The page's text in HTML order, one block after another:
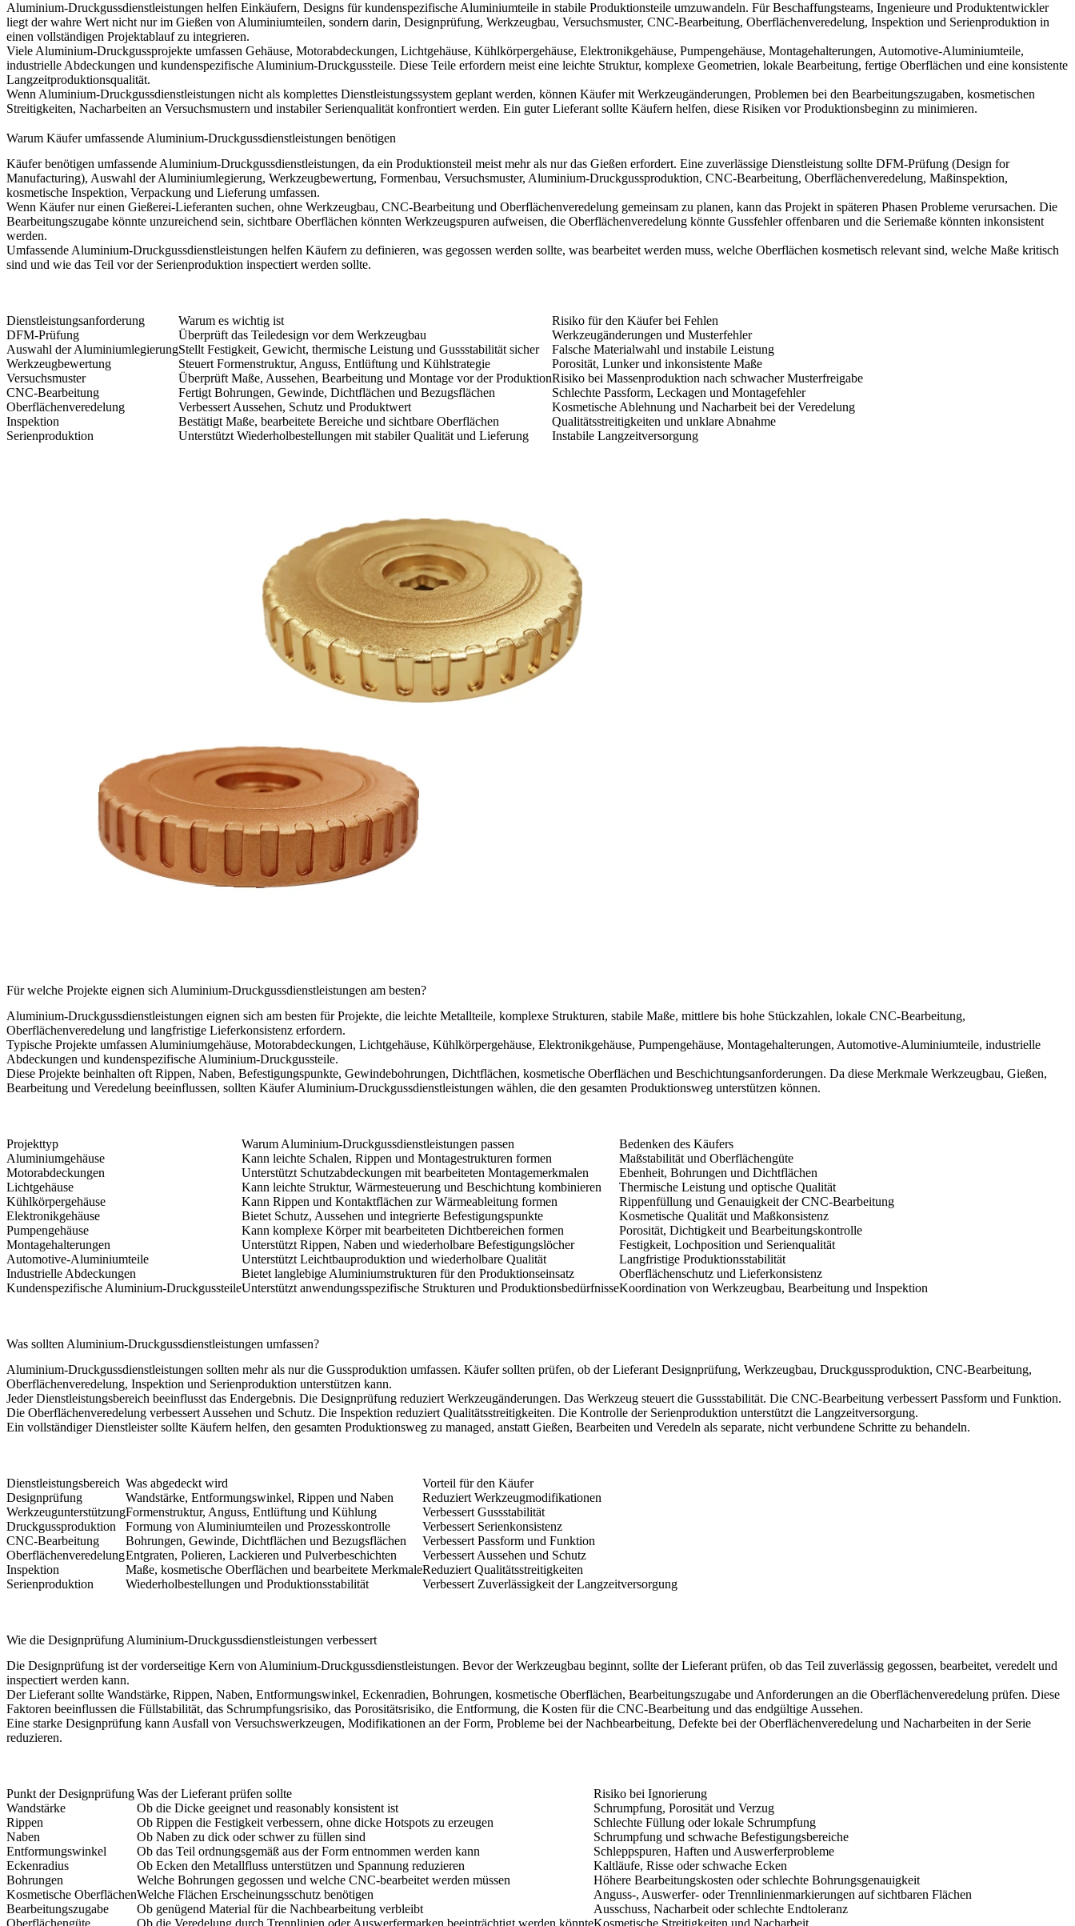
Aluminium-Druckgussdienstleistungen helfen Einkäufern, Designs für kundenspezifische Aluminiumteile in stabile Produktionsteile umzuwandeln. Für Beschaffungsteams, Ingenieure und Produktentwickler
liegt der wahre Wert nicht nur im Gießen von Aluminiumteilen, sondern darin, Designprüfung, Werkzeugbau, Versuchsmuster, CNC-Bearbeitung, Oberflächenveredelung, Inspektion und Serienproduktion in
einen vollständigen Projektablauf zu integrieren.
Viele Aluminium-Druckgussprojekte umfassen Gehäuse, Motorabdeckungen, Lichtgehäuse, Kühlkörpergehäuse, Elektronikgehäuse, Pumpengehäuse, Montagehalterungen, Automotive-Aluminiumteile,
industrielle Abdeckungen und kundenspezifische Aluminium-Druckgussteile. Diese Teile erfordern meist eine leichte Struktur, komplexe Geometrien, lokale Bearbeitung, fertige Oberflächen und eine konsistente
Langzeitproduktionsqualität.
Wenn Aluminium-Druckgussdienstleistungen nicht als komplettes Dienstleistungssystem geplant werden, können Käufer mit Werkzeugänderungen, Problemen bei den Bearbeitungszugaben, kosmetischen
Streitigkeiten, Nacharbeiten an Versuchsmustern und instabiler Serienqualität konfrontiert werden. Ein guter Lieferant sollte Käufern helfen, diese Risiken vor Produktionsbeginn zu minimieren.
Warum Käufer umfassende Aluminium-Druckgussdienstleistungen benötigen
Käufer benötigen umfassende Aluminium-Druckgussdienstleistungen, da ein Produktionsteil meist mehr als nur das Gießen erfordert. Eine zuverlässige Dienstleistung sollte DFM-Prüfung (Design for
Manufacturing), Auswahl der Aluminiumlegierung, Werkzeugbewertung, Formenbau, Versuchsmuster, Aluminium-Druckgussproduktion, CNC-Bearbeitung, Oberflächenveredelung, Maßinspektion,
kosmetische Inspektion, Verpackung und Lieferung umfassen.
Wenn Käufer nur einen Gießerei-Lieferanten suchen, ohne Werkzeugbau, CNC-Bearbeitung und Oberflächenveredelung gemeinsam zu planen, kann das Projekt in späteren Phasen Probleme verursachen. Die
Bearbeitungszugabe könnte unzureichend sein, sichtbare Oberflächen könnten Werkzeugspuren aufweisen, die Oberflächenveredelung könnte Gussfehler offenbaren und die Seriemaße könnten inkonsistent
werden.
Umfassende Aluminium-Druckgussdienstleistungen helfen Käufern zu definieren, was gegossen werden sollte, was bearbeitet werden muss, welche Oberflächen kosmetisch relevant sind, welche Maße kritisch
sind und wie das Teil vor der Serienproduktion inspectiert werden sollte.
Dienstleistungsanforderung Warum es wichtig ist
Risiko für den Käufer bei Fehlen
DFM-Prüfung
Überprüft das Teiledesign vor dem Werkzeugbau
Werkzeugänderungen und Musterfehler
Auswahl der AluminiumlegierungStellt Festigkeit, Gewicht, thermische Leistung und Gussstabilität sicher
Falsche Materialwahl und instabile Leistung
Werkzeugbewertung
Steuert Formenstruktur, Anguss, Entlüftung und Kühlstrategie
Porosität, Lunker und inkonsistente Maße
Versuchsmuster
Überprüft Maße, Aussehen, Bearbeitung und Montage vor der ProduktionRisiko bei Massenproduktion nach schwacher Musterfreigabe
CNC-Bearbeitung
Fertigt Bohrungen, Gewinde, Dichtflächen und Bezugsflächen
Schlechte Passform, Leckagen und Montagefehler
Oberflächenveredelung
Verbessert Aussehen, Schutz und Produktwert
Kosmetische Ablehnung und Nacharbeit bei der Veredelung
Inspektion
Bestätigt Maße, bearbeitete Bereiche und sichtbare Oberflächen
Qualitätsstreitigkeiten und unklare Abnahme
Serienproduktion
Unterstützt Wiederholbestellungen mit stabiler Qualität und Lieferung Instabile Langzeitversorgung
Für welche Projekte eignen sich Aluminium-Druckgussdienstleistungen am besten?
Aluminium-Druckgussdienstleistungen eignen sich am besten für Projekte, die leichte Metallteile, komplexe Strukturen, stabile Maße, mittlere bis hohe Stückzahlen, lokale CNC-Bearbeitung,
Oberflächenveredelung und langfristige Lieferkonsistenz erfordern.
Typische Projekte umfassen Aluminiumgehäuse, Motorabdeckungen, Lichtgehäuse, Kühlkörpergehäuse, Elektronikgehäuse, Pumpengehäuse, Montagehalterungen, Automotive-Aluminiumteile, industrielle
Abdeckungen und kundenspezifische Aluminium-Druckgussteile.
Diese Projekte beinhalten oft Rippen, Naben, Befestigungspunkte, Gewindebohrungen, Dichtflächen, kosmetische Oberflächen und Beschichtungsanforderungen. Da diese Merkmale Werkzeugbau, Gießen,
Bearbeitung und Veredelung beeinflussen, sollten Käufer Aluminium-Druckgussdienstleistungen wählen, die den gesamten Produktionsweg unterstützen können.
Projekttyp Warum Aluminium-Druckgussdienstleistungen passen
Bedenken des Käufers
Aluminiumgehäuse
Kann leichte Schalen, Rippen und Montagestrukturen formen
Maßstabilität und Oberflächengüte
Motorabdeckungen
Unterstützt Schutzabdeckungen mit bearbeiteten Montagemerkmalen
Ebenheit, Bohrungen und Dichtflächen
Lichtgehäuse
Kann leichte Struktur, Wärmesteuerung und Beschichtung kombinieren
Thermische Leistung und optische Qualität
Kühlkörpergehäuse
Kann Rippen und Kontaktflächen zur Wärmeableitung formen
Rippenfüllung und Genauigkeit der CNC-Bearbeitung
Elektronikgehäuse
Bietet Schutz, Aussehen und integrierte Befestigungspunkte
Kosmetische Qualität und Maßkonsistenz
Pumpengehäuse
Kann komplexe Körper mit bearbeiteten Dichtbereichen formen
Porosität, Dichtigkeit und Bearbeitungskontrolle
Montagehalterungen
Unterstützt Rippen, Naben und wiederholbare Befestigungslöcher
Festigkeit, Lochposition und Serienqualität
Automotive-Aluminiumteile
Unterstützt Leichtbauproduktion und wiederholbare Qualität
Langfristige Produktionsstabilität
Industrielle Abdeckungen
Bietet langlebige Aluminiumstrukturen für den Produktionseinsatz
Oberflächenschutz und Lieferkonsistenz
Kundenspezifische Aluminium-DruckgussteileUnterstützt anwendungsspezifische Strukturen und ProduktionsbedürfnisseKoordination von Werkzeugbau, Bearbeitung und Inspektion
Was sollten Aluminium-Druckgussdienstleistungen umfassen?
Aluminium-Druckgussdienstleistungen sollten mehr als nur die Gussproduktion umfassen. Käufer sollten prüfen, ob der Lieferant Designprüfung, Werkzeugbau, Druckgussproduktion, CNC-Bearbeitung,
Oberflächenveredelung, Inspektion und Serienproduktion unterstützen kann.
Jeder Dienstleistungsbereich beeinflusst das Endergebnis. Die Designprüfung reduziert Werkzeugänderungen. Das Werkzeug steuert die Gussstabilität. Die CNC-Bearbeitung verbessert Passform und Funktion.
Die Oberflächenveredelung verbessert Aussehen und Schutz. Die Inspektion reduziert Qualitätsstreitigkeiten. Die Kontrolle der Serienproduktion unterstützt die Langzeitversorgung.
Ein vollständiger Dienstleister sollte Käufern helfen, den gesamten Produktionsweg zu managed, anstatt Gießen, Bearbeiten und Veredeln als separate, nicht verbundene Schritte zu behandeln.
Dienstleistungsbereich Was abgedeckt wird
Vorteil für den Käufer
Designprüfung
Wandstärke, Entformungswinkel, Rippen und Naben
Reduziert Werkzeugmodifikationen
WerkzeugunterstützungFormenstruktur, Anguss, Entlüftung und Kühlung
Verbessert Gussstabilität
Druckgussproduktion
Formung von Aluminiumteilen und Prozesskontrolle
Verbessert Serienkonsistenz
CNC-Bearbeitung
Bohrungen, Gewinde, Dichtflächen und Bezugsflächen
Verbessert Passform und Funktion
OberflächenveredelungEntgraten, Polieren, Lackieren und Pulverbeschichten
Verbessert Aussehen und Schutz
Inspektion
Maße, kosmetische Oberflächen und bearbeitete MerkmaleReduziert Qualitätsstreitigkeiten
Serienproduktion
Wiederholbestellungen und Produktionsstabilität Verbessert Zuverlässigkeit der Langzeitversorgung
Wie die Designprüfung Aluminium-Druckgussdienstleistungen verbessert
Die Designprüfung ist der vorderseitige Kern von Aluminium-Druckgussdienstleistungen. Bevor der Werkzeugbau beginnt, sollte der Lieferant prüfen, ob das Teil zuverlässig gegossen, bearbeitet, veredelt und
inspectiert werden kann.
Der Lieferant sollte Wandstärke, Rippen, Naben, Entformungswinkel, Eckenradien, Bohrungen, kosmetische Oberflächen, Bearbeitungszugabe und Anforderungen an die Oberflächenveredelung prüfen. Diese
Faktoren beeinflussen die Füllstabilität, das Schrumpfungsrisiko, das Porositätsrisiko, die Entformung, die Kosten für die CNC-Bearbeitung und das endgültige Aussehen.
Eine starke Designprüfung kann Ausfall von Versuchswerkzeugen, Modifikationen an der Form, Probleme bei der Nachbearbeitung, Defekte bei der Oberflächenveredelung und Nacharbeiten in der Serie
reduzieren.
Punkt der DesignprüfungWas der Lieferant prüfen sollte
Risiko bei Ignorierung
Wandstärke
Ob die Dicke geeignet und reasonably konsistent ist
Schrumpfung, Porosität und Verzug
Rippen
Ob Rippen die Festigkeit verbessern, ohne dicke Hotspots zu erzeugen
Schlechte Füllung oder lokale Schrumpfung
Naben
Ob Naben zu dick oder schwer zu füllen sind
Schrumpfung und schwache Befestigungsbereiche
Entformungswinkel
Ob das Teil ordnungsgemäß aus der Form entnommen werden kann
Schleppspuren, Haften und Auswerferprobleme
Eckenradius
Ob Ecken den Metallfluss unterstützen und Spannung reduzieren
Kaltläufe, Risse oder schwache Ecken
Bohrungen
Welche Bohrungen gegossen und welche CNC-bearbeitet werden müssen
Höhere Bearbeitungskosten oder schlechte Bohrungsgenauigkeit
Kosmetische OberflächenWelche Flächen Erscheinungsschutz benötigen
Anguss-, Auswerfer- oder Trennlinienmarkierungen auf sichtbaren Flächen
Bearbeitungszugabe
Ob genügend Material für die Nachbearbeitung verbleibt
Ausschuss, Nacharbeit oder schlechte Endtoleranz